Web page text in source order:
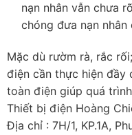
nạn nhân vẫn chưa
chóng đưa nạn
Mặc dù rườm rà, rắc
điện cần thực hiện đầy
toàn điện giúp quá
Thiết bị điện Hoàng
Địa chỉ : 7H/1, KP.1A,